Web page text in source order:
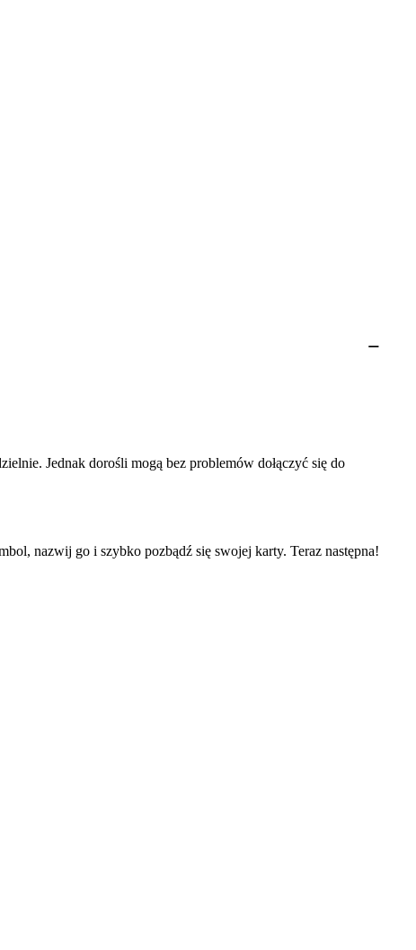
Jednak dorośli mogą bez problemów dołączyć się do
nazwij go i szybko pozbądź się swojej karty. Teraz następna!